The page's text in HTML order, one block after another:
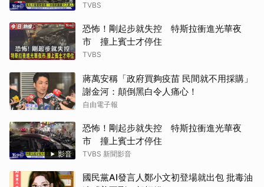
TVBS
恐怖！剛起步就失控 特斯拉衝進光華夜
市 撞上賓士才停住
TVBS
蔣萬安稱「政府買夠疫苗 民間就不用採購」
謝金河：顛倒黑白令人痛心！
自由電子報
影音
恐怖！剛起步就失控 特斯拉衝進光華夜
市 撞上賓士才停住
TVBS 新聞影音
國民黨AI發言人鄭小文初登場就出包 批毒油